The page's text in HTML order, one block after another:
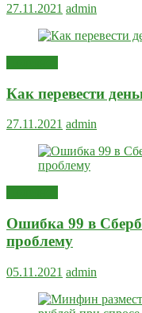
27.11.2021 admin
Как перевести
27.11.2021 admin
Ошибка 99 в
проблему
05.11.2021 admin